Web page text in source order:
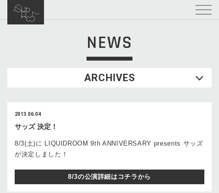
NEWS
ARCHIVES
2013.06.04
サッズ 決定！
8/3(土)に LIQUIDROOM 9th ANNIVERSARY presents サッズ
が決定しました！
8/3の公演詳細はコチラから